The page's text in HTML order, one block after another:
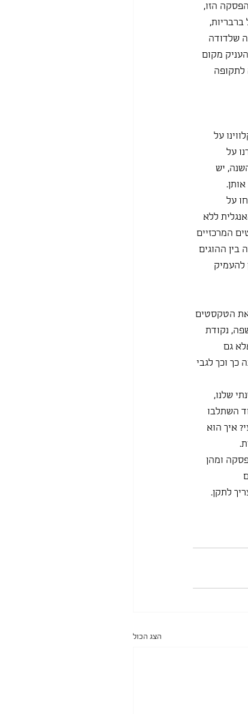
הזו,
שלדודה
מקום
לתקופה
על
על
יש
על
ללא
המרכזיים
בין ההוגים
להעמיק
את הטקסטים
נקודת
גם
כך וכך לגבי
שלנו,
השתלבו
איך הוא
ומהן
לתקן.
הצג הכול